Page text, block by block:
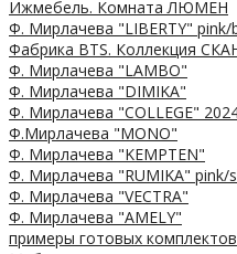
Ижмебель. Комната ЛЮМЕН
Ф. Мирлачева "LIBERTY" pink/
Фабрика BTS. Коллекция
Ф. Мирлачева "LAMBO"
Ф. Мирлачева "DIMIKA"
Ф. Мирлачева "COLLEGE"
Ф.Мирлачева "MONO"
Ф. Мирлачева "KEMPTEN"
Ф. Мирлачева "RUMIKA" pink/
Ф. Мирлачева "VECTRA"
Ф. Мирлачева "AMELY"
примеры готовых комплектов